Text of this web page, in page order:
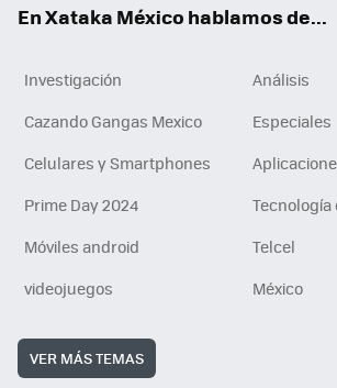
En Xataka México hablamos de...
Investigación
Análisis
Cazando Gangas Mexico
Especiales
Celulares y Smartphones
Prime Day 2024
Tecnología
Móviles android
Telcel
videojuegos
México
VER MÁS TEMAS